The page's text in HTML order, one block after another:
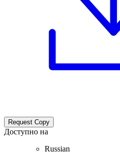
Request Copy
Доступно на
Russian